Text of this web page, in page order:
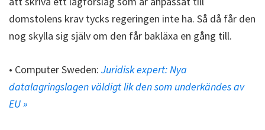
domstolens krav tycks regeringen inte ha. Så då får den
nog skylla sig själv om den får bakläxa en gång till.
• Computer Sweden: Juridisk expert: Nya
datalagringslagen väldigt lik den som underkändes av
EU »